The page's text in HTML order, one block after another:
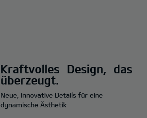
Kraftvolles Design, das
überzeugt.
Neue, innovative Details für eine
dynamische Ästhetik